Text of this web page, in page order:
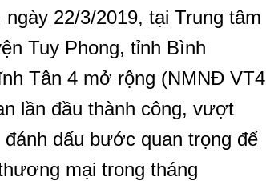
22/3/2019, tại Trung tâm
Tuy Phong, tỉnh Bình
Tân 4 mở rộng (NMNĐ VT4
lần đầu thành công, vượt
dấu bước quan trọng để
mại trong tháng